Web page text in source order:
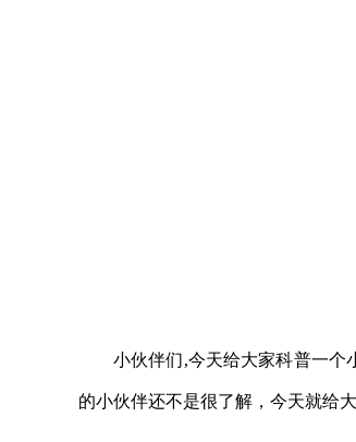
小伙伴们,今天给大家科普一个
的小伙伴还不是很了解，今天就给